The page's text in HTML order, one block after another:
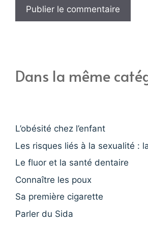
Dans la même
L’obésité chez l’enfant
Les risques liés à la sexualité :
Le fluor et la santé dentaire
Connaître les poux
Sa première cigarette
Parler du Sida